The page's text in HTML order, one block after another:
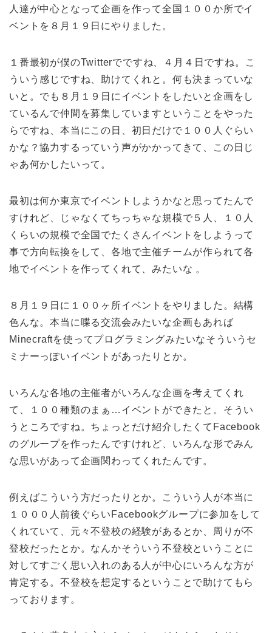
人達が中心となって企画を作って全国１００か所でイ
ベントを８月１９日にやりました。
１番最初が僕のTwitterでですね、４月４日ですね。こ
ういう感じですね、助けてくれと。何も決まっていな
いと。でも８月１９日にイベントをしたいと企画をし
ているんで仲間を募集していますということをやった
らですね、本当にこの日、初日だけで１００人ぐらい
かな？協力するっていう声がかかってきて、この日じ
ゃあ何かしたいって。
最初は何か東京でイベントしようかなと思ってたんで
すけれど、じゃなくてちっちゃな規模で５人、１０人
くらいの規模で全国でたくさんイベントをしようって
事で方向転換をして、各地で主催チームが作られて各
地でイベントを作ってくれて、みたいな 。
８月１９日に１００ヶ所イベントをやりました。結構
色んな。本当に喋る交流会みたいな企画もあれば
Minecraftを使ってプログラミングみたいなそういうセ
ミナーっぽいイベントがあったりとか。
いろんな各地の主催者がいろんな企画を考えてくれ
て、１００種類のまぁ…イベントができたと。そうい
うところですね。ちょっとだけ紹介したくてFacebook
のグループを作ったんですけれど、いろんな形でみん
な思いがあって企画関わってくれたんです。
例えばこういう方だったりとか。こういう人が本当に
１０００人前後ぐらいFacebookグループに参加をして
くれていて、元々不登校の経験があるとか、周りが不
登校だったとか。なんかそういう不登校ということに
対してすごく思い入れのある人が中心にいろんな方が
肯定する。不登校を想定するということで助けてもら
っております。